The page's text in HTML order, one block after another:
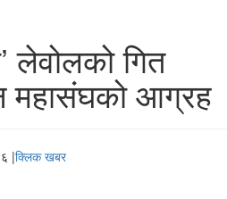
लेवोलको गित
महासंघको आग्रह
|क्लिक खबर